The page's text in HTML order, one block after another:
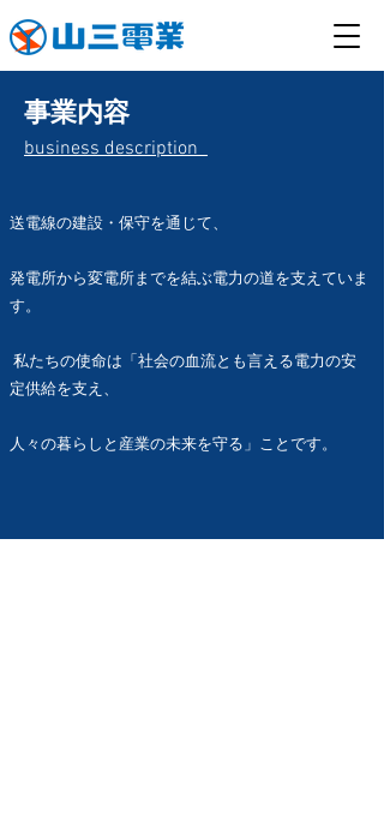
事業内容
business description
送電線の建設・保守を通じて、
発電所から変電所までを結ぶ電力の道を支えていま
す。
私たちの使命は「社会の血流とも言える電力の安
定供給を支え、
人々の暮らしと産業の未来を守る」ことです。